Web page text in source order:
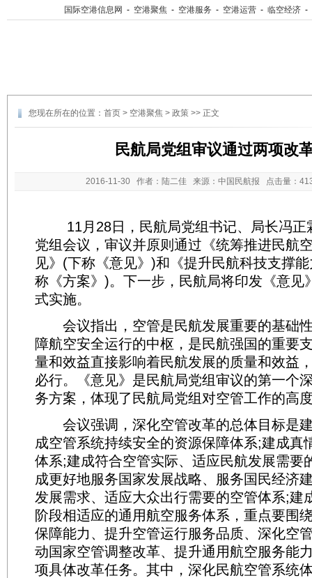
国际空港信息网 - 空港聚焦 - 空港服务 - 空港运营 - 临空经济 -
您现在所在的位置： 首页 > 空港聚焦 > 政策 >> 正文
民航局党组审议通过两项改
2016-11-30 作者：陆二佳 来源：中国民航报 点击量：
11月28日，民航局党组书记、局长冯正
党组会议，审议并原则通过《统筹推进民航
见》(下称《意见》)和《提升民航科技支撑
称《方案》)。下一步，民航局将印发《意见
式实施。
会议指出，空管是民航发展重要的基础
障航空安全运行的中枢，是民航强国的重要
量和效益直接影响着民航发展的质量和效益
必行。《意见》是民航局党组审议的第一个
务方案，体现了民航局党组对空管工作的高
会议强调，深化空管改革的总体目标是
成空管系统持续安全的资源保障体系;建成真
体系;建成符合空管实际、适应民航发展需要
成更好地服务国家发展战略、服务国民经济
发展需求、适应大众出行需要的空管体系;建
阶段相适应的通用航空服务体系，重点要围
保障能力、提升空管运行服务品质、深化空
动国家空管调整改革、提升通用航空服务能
项具体改革任务。其中，深化民航空管系统